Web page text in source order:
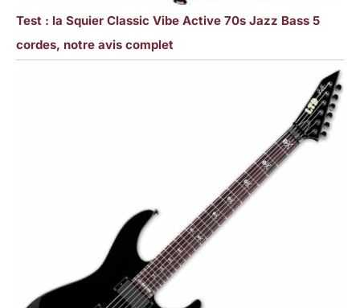
Test : la Squier Classic Vibe Active 70s Jazz Bass 5
cordes, notre avis complet